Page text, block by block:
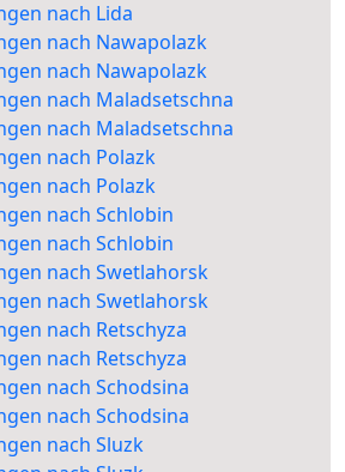
nach Lida
nach Nawapolazk
nach Nawapolazk
nach Maladsetschna
nach Maladsetschna
nach Polazk
nach Polazk
nach Schlobin
nach Schlobin
nach Swetlahorsk
nach Swetlahorsk
nach Retschyza
nach Retschyza
nach Schodsina
nach Schodsina
nach Sluzk